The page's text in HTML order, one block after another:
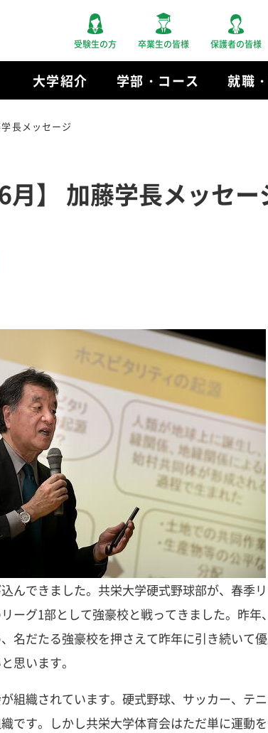
受験生の方 卒業生の皆様 保護者の皆様
大学紹介 学部・コース 就職
長メッセージ
月】 加藤学長メッセー
んできました。共栄大学硬式野球部が、春季
ーグ1部として強豪校と戦ってきました。昨
名だたる強豪校を押さえて昨年に引き続いて
思います。
組織されています。硬式野球、サッカー、テ
です。しかし共栄大学体育会はただ単に運動